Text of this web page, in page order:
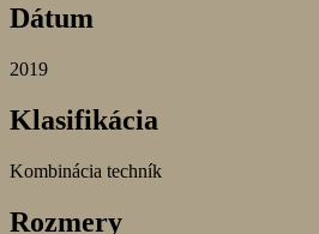
Dátum
2019
Klasifikácia
Kombinácia techník
Rozmery